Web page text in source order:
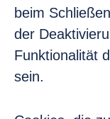
beim
der
Funktionalität
sein.